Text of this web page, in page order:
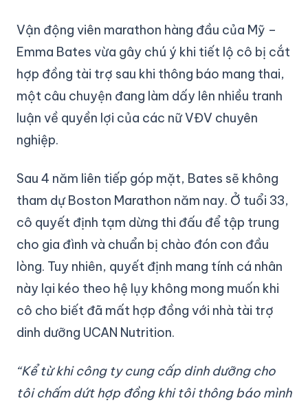
Vận động viên marathon hàng đầu của Mỹ –
Emma Bates vừa gây chú ý khi tiết lộ cô bị cắt
hợp đồng tài trợ sau khi thông báo mang thai,
một câu chuyện đang làm dấy lên nhiều tranh
luận về quyền lợi của các nữ VĐV chuyên
nghiệp.
Sau 4 năm liên tiếp góp mặt, Bates sẽ không
tham dự Boston Marathon năm nay. Ở tuổi 33,
cô quyết định tạm dừng thi đấu để tập trung
cho gia đình và chuẩn bị chào đón con đầu
lòng. Tuy nhiên, quyết định mang tính cá nhân
này lại kéo theo hệ lụy không mong muốn khi
cô cho biết đã mất hợp đồng với nhà tài trợ
dinh dưỡng UCAN Nutrition.
“Kể từ khi công ty cung cấp dinh dưỡng cho
tôi chấm dứt hợp đồng khi tôi thông báo mình